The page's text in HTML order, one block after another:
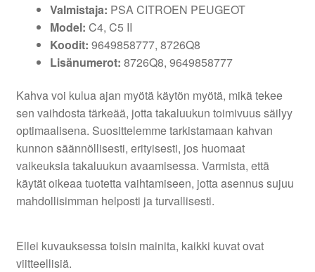
Valmistaja: PSA CITROEN PEUGEOT
Model: C4, C5 II
Koodit: 9649858777, 8726Q8
Lisänumerot: 8726Q8, 9649858777
Kahva voi kulua ajan myötä käytön myötä, mikä tekee
sen vaihdosta tärkeää, jotta takaluukun toimivuus säilyy
optimaalisena. Suosittelemme tarkistamaan kahvan
kunnon säännöllisesti, erityisesti, jos huomaat
vaikeuksia takaluukun avaamisessa. Varmista, että
käytät oikeaa tuotetta vaihtamiseen, jotta asennus sujuu
mahdollisimman helposti ja turvallisesti.
Ellei kuvauksessa toisin mainita, kaikki kuvat ovat
viitteellisiä.